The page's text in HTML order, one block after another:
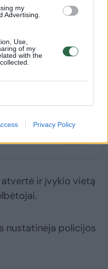
my
Advertising.
Use,
of my
with the
Privacy Policy
5-
ir įvykio vietą
nustatinėja policijos